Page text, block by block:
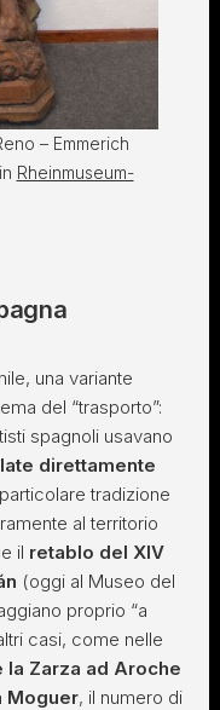
– Emmerich
Rheinmuseum-
una variante
del “trasporto”:
spagnoli usavano
direttamente
tradizione
al territorio
il retablo del XIV
(oggi al Museo del
proprio “a
casi, come nelle
la Zarza ad Aroche
Moguer, il numero di